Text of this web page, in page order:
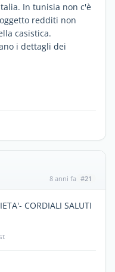
In tunisia non c'è
redditi non
casistica.
i dettagli dei
8 anni fa #21
CORDIALI SALUTI